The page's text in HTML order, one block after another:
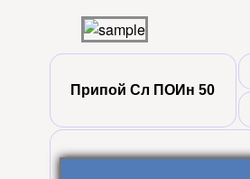
Припой Сл ПОИн 50